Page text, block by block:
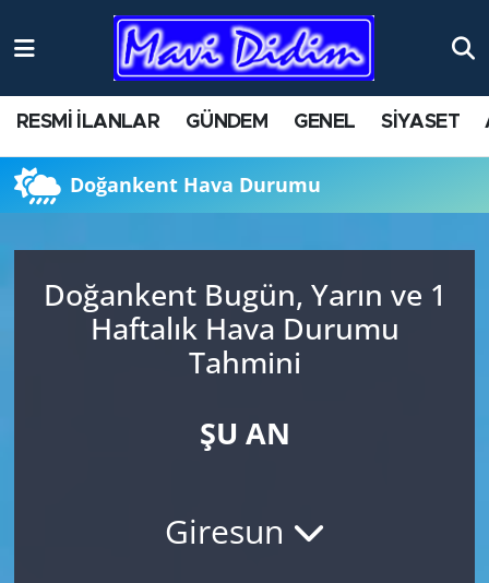
RESMİ İLANLAR GÜNDEM GENEL SİYASET
Doğankent Hava Durumu
Doğankent Bugün, Yarın ve 1
Haftalık Hava Durumu
Tahmini
ŞU AN
Giresun
ANTİK YERLER
AYDIN
BİLİM VE TEKNOLOJİ
ÇEVRE
Nöbetçi Eczaneler
Namaz Vakitleri
Trafik Durumu
Süper Lig Puan Durumu ve Fikstür
Tüm Manşetler